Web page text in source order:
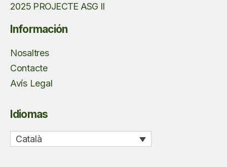
2025 PROJECTE ASG II
Información
Nosaltres
Contacte
Avís Legal
Idiomas
Català